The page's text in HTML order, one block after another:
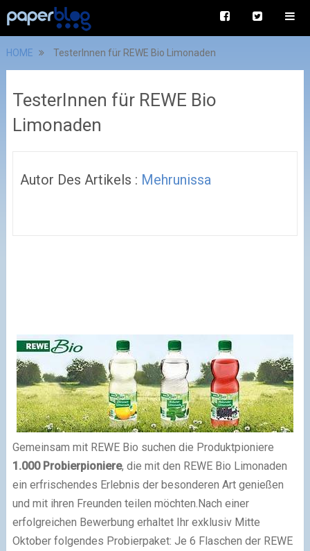
HOME TesterInnen für REWE Bio Limonaden
TesterInnen für REWE Bio
Limonaden
Autor Des Artikels : Mehrunissa
Gemeinsam mit REWE Bio suchen die Produktpioniere
1.000 Probierpioniere, die mit den REWE Bio Limonaden
ein erfrischendes Erlebnis der besonderen Art genießen
und mit ihren Freunden teilen möchten. Nach einer
erfolgreichen Bewerbung erhaltet Ihr exklusiv Mitte
Oktober folgendes Probierpaket: Je 6 Flaschen der REWE